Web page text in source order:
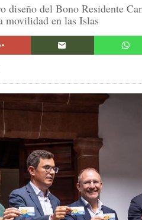
diseño del Bono Residente
movilidad en las Islas